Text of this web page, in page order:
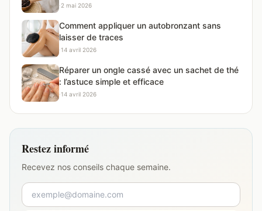
·2 mai 2026
Comment appliquer un autobronzant sans
laisser de traces
·14 avril 2026
Réparer un ongle cassé avec un sachet de thé
: l’astuce simple et efficace
·14 avril 2026
Restez informé
Recevez nos conseils chaque semaine.